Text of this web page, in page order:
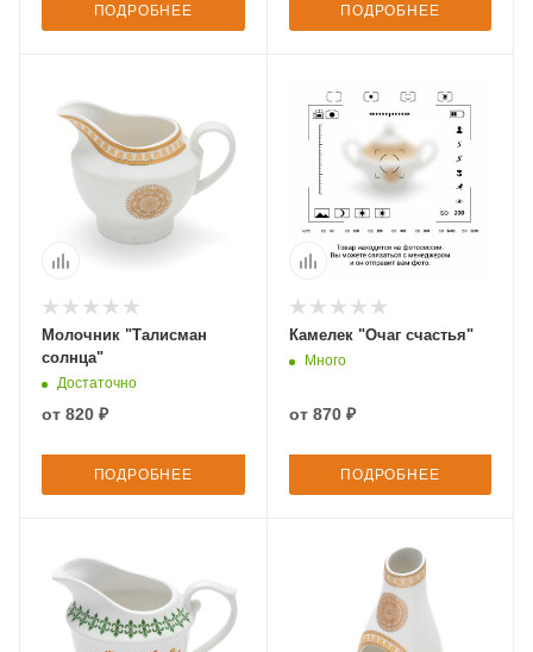
ПОДРОБНЕЕ ПОДРОБНЕЕ
Молочник "Талисман
солнца"
Достаточно
от 820 ₽
ПОДРОБНЕЕ
Камелек "Очаг счастья"
Много
от 870 ₽
ПОДРОБНЕЕ